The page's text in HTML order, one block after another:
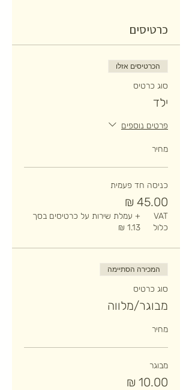
כרטיסים
הכרטיסים אזלו
סוג כרטיס
ילד
פרטים נוספים
מחיר
כניסה חד פעמית
VAT
כלול
+ עמלת שירות על כרטיסים בסך
‏1.13 ‏₪
המכירה הסתיימה
סוג כרטיס
מבוגר/מלווה
מחיר
מבוגר